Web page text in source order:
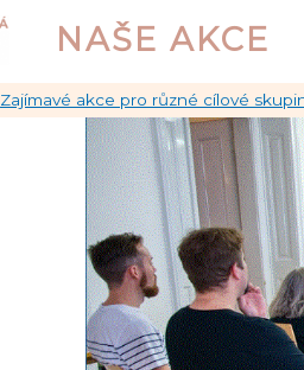
NAŠE AKCE
Zajímavé akce pro různé cílové